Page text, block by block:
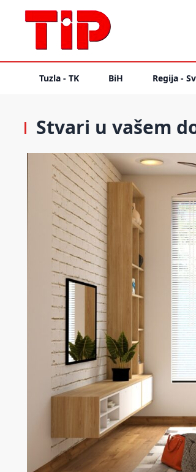
Tuzla - TK BiH Regija -
Stvari u vašem